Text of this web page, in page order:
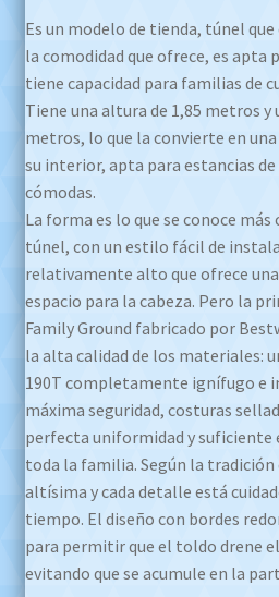
Es un modelo de tienda, túnel
la comodidad que ofrece, es apta
tiene capacidad para familias de
Tiene una altura de 1,85 metros y
metros, lo que la convierte en
su interior, apta para estancias
cómodas.
La forma es lo que se conoce
túnel, con un estilo fácil de
relativamente alto que ofrece
espacio para la cabeza. Pero la
Family Ground fabricado por
la alta calidad de los materiales:
190T completamente ignífugo e
máxima seguridad, costuras
perfecta uniformidad y suficiente
toda la familia. Según la tradición
altísima y cada detalle está
tiempo. El diseño con bordes
para permitir que el toldo drene
evitando que se acumule en la